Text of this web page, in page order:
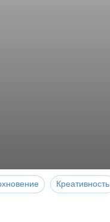
Креативность